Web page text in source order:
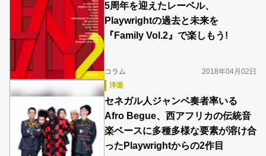
5周年を迎えたレーベル、
Playwrightの過去と未来を
『Family Vol.2』で楽しもう!
コラム
2018年04月02日
洋楽
セネガル人ジャンベ奏者率いる
Afro Begue、西アフリカの伝統音
楽ベースに多種多様な要素が溶け合
ったPlaywrightからの2作目